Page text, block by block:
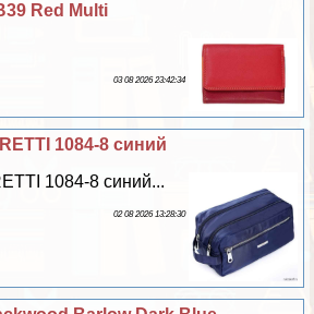
Red Multi
03 08 2026 23:42:34
1084-8 синий
1084-8 синий...
02 08 2026 13:28:30